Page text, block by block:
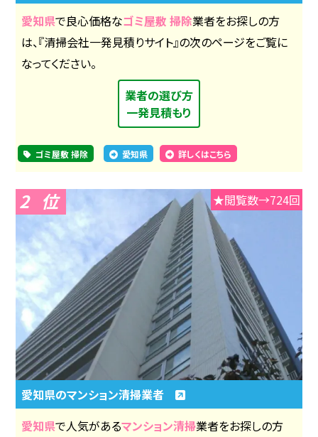
愛知県で良心価格なゴミ屋敷 掃除業者をお探しの方
は、『清掃会社一発見積りサイト』の次のページをご覧に
なってください。
業者の選び方
一発見積もり
ゴミ屋敷 掃除 愛知県 詳しくはこちら
2 ★閲覧数→724回
愛知県のマンション清掃業者
愛知県で人気があるマンション清掃業者をお探しの方